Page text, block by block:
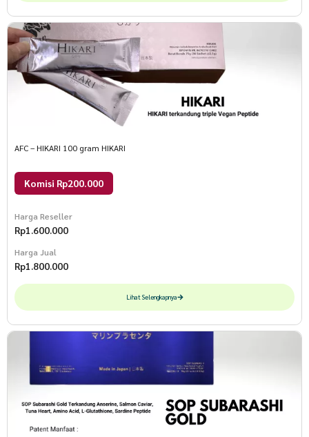
AFC – HIKARI 100 gram HIKARI
Komisi Rp200.000
Harga Reseller
Rp1.600.000
Harga Jual
Rp1.800.000
Lihat Selengkapnya